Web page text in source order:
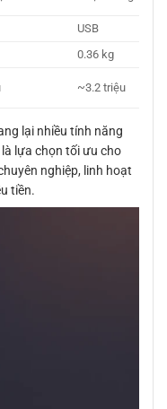
USB
0.36 kg
~3.2 triệu
lại nhiều tính năng
lựa chọn tối ưu cho
nghiệp, linh hoạt
tiền.